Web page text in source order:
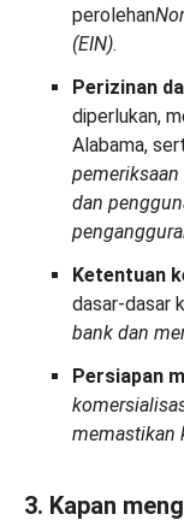
perolehan
(EIN).
Perizinan
diperlukan,
Alabama,
dan
Ketentuan
dasar-dasar
bank dan
Persiapan
memastikan
3. Kapan